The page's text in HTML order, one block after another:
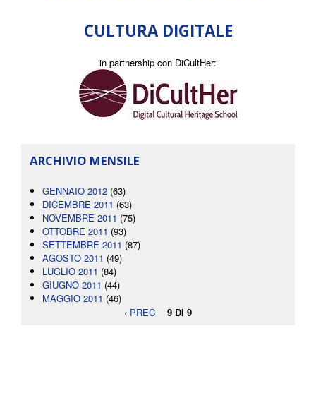
CULTURA DIGITALE
in partnership con DiCultHer:
ARCHIVIO MENSILE
GENNAIO 2012 (63)
DICEMBRE 2011 (63)
NOVEMBRE 2011 (75)
OTTOBRE 2011 (93)
SETTEMBRE 2011 (87)
AGOSTO 2011 (49)
LUGLIO 2011 (84)
GIUGNO 2011 (44)
MAGGIO 2011 (46)
‹ PREC
9 DI 9